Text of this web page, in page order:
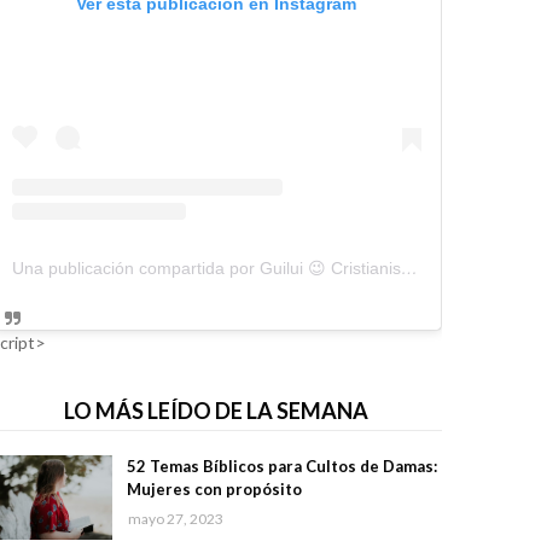
Una publicación compartida por Guilui 😉 Cristianismo Viral (@guiluiviral)
LO MÁS LEÍDO DE LA SEMANA
52 Temas Bíblicos para Cultos de Damas:
Mujeres con propósito
mayo 27, 2023